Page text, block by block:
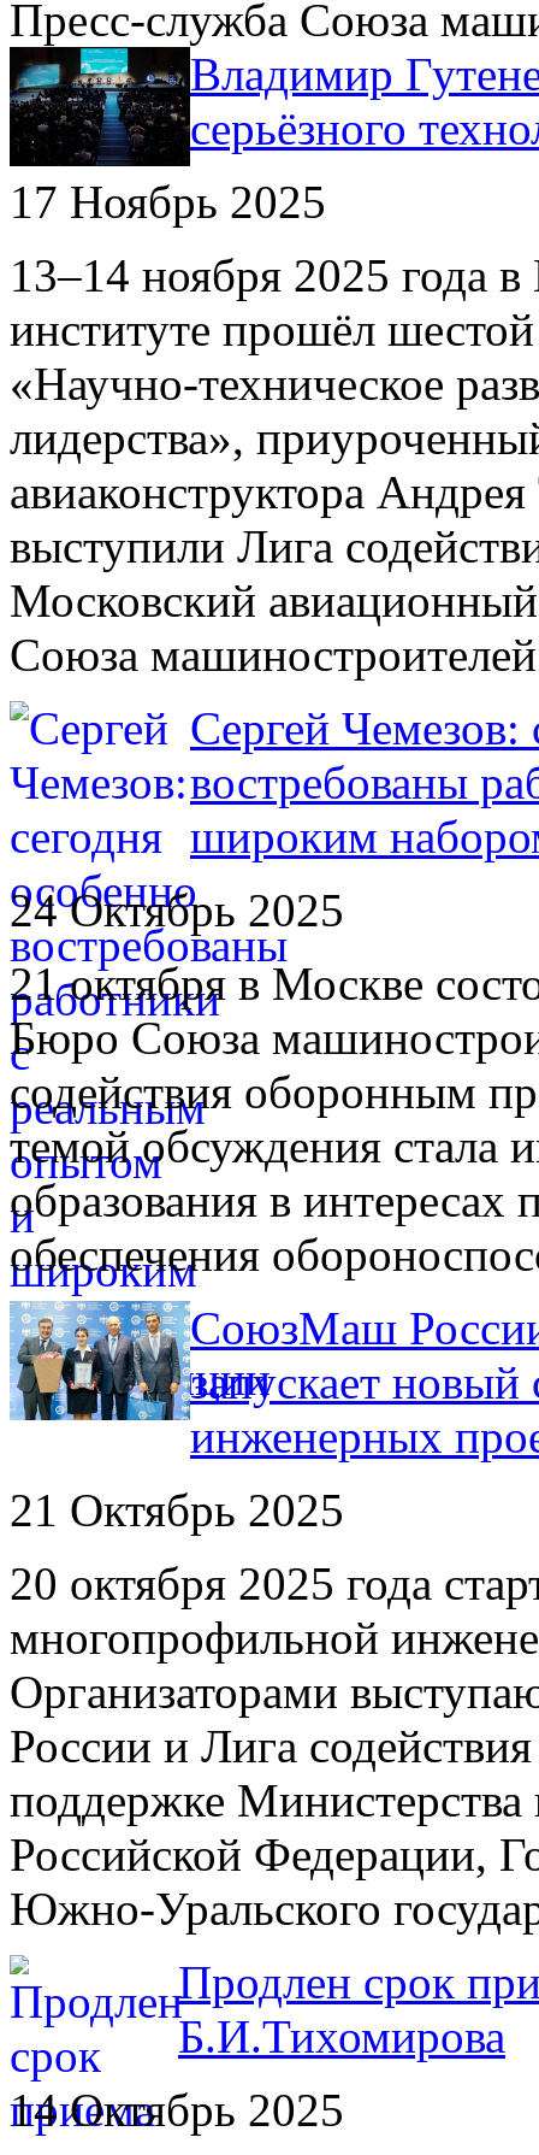
Пресс-служба Союза
Владимир
серьёзного
17 Ноябрь 2025
13–14 ноября 2025 года
институте прошёл
«Научно-техническое
лидерства»,
авиаконструктора
выступили Лига
Московский
Союза
Сергей Чемезов:
востребованы
широким
24 Октябрь 2025
21 октября в Москве
Бюро Союза
содействия оборонным
темой обсуждения стала
образования в
обеспечения
СоюзМаш
запускает
инженерных
21 Октябрь 2025
20 октября 2025 года
многопрофильной
Организаторами
России и Лига
поддержке Министерства
Российской Федерации,
Южно-Уральского
Продлен срок
Б.И.Тихомирова
14 Октябрь 2025